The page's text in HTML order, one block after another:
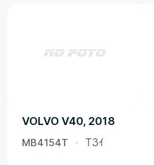
VOLVO V40, 2018
MB4154T T3ｲ